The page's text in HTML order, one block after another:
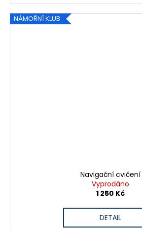
NÁMOŘNÍ KLUB
Navigační cvičení
Vyprodáno
1 250 Kč
DETAIL